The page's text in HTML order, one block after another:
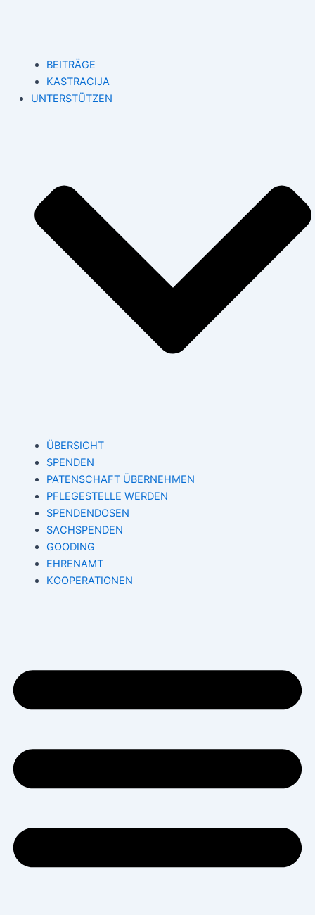
BEITRÄGE
KASTRACIJA
UNTERSTÜTZEN
ÜBERSICHT
SPENDEN
PATENSCHAFT ÜBERNEHMEN
PFLEGESTELLE WERDEN
SPENDENDOSEN
SACHSPENDEN
GOODING
EHRENAMT
KOOPERATIONEN